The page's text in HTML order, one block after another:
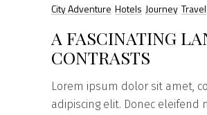
City Adventure Hotels Journey Travel
A FASCINATING
CONTRASTS
Lorem ipsum dolor sit amet,
adipiscing elit. Donec eleifend